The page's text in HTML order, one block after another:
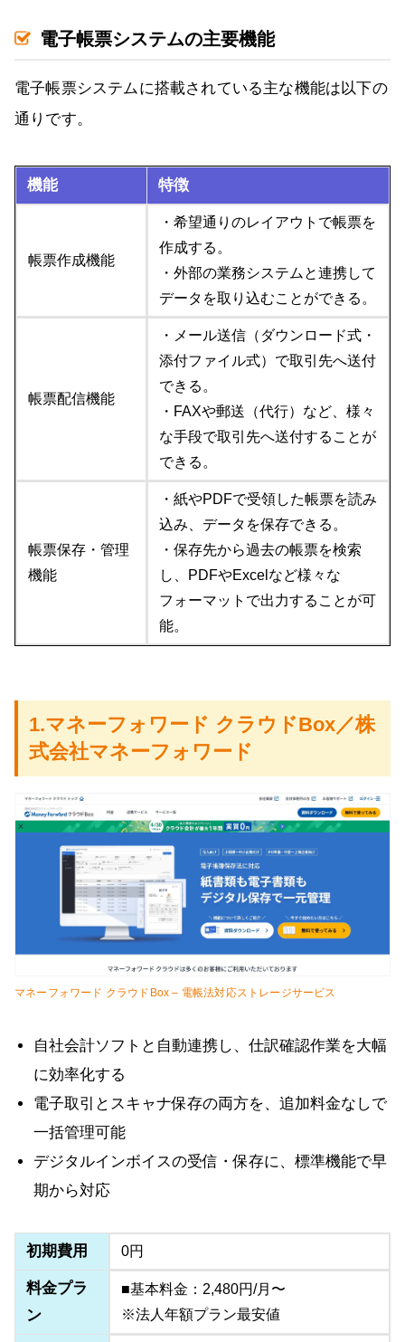
電子帳票システムの主要機能
電子帳票システムに搭載されている主な機能は以下の
通りです。
機能 特徴
帳票作成機能
・希望通りのレイアウトで帳票を
作成する。
・外部の業務システムと連携して
データを取り込むことができる。
帳票配信機能
・メール送信（ダウンロード式・
添付ファイル式）で取引先へ送付
できる。
・FAXや郵送（代行）など、様々
な手段で取引先へ送付することが
できる。
帳票保存・管理
機能
・紙やPDFで受領した帳票を読み
込み、データを保存できる。
・保存先から過去の帳票を検索
し、PDFやExcelなど様々な
フォーマットで出力することが可
能。
1.マネーフォワード クラウドBox／株
式会社マネーフォワード
マネーフォワード クラウドBox – 電帳法対応ストレージサービス
自社会計ソフトと自動連携し、仕訳確認作業を大幅
に効率化する
電子取引とスキャナ保存の両方を、追加料金なしで
一括管理可能
デジタルインボイスの受信・保存に、標準機能で早
期から対応
初期費用 0円
料金プラ
ン
■基本料金：2,480円/月〜
※法人年額プラン最安値